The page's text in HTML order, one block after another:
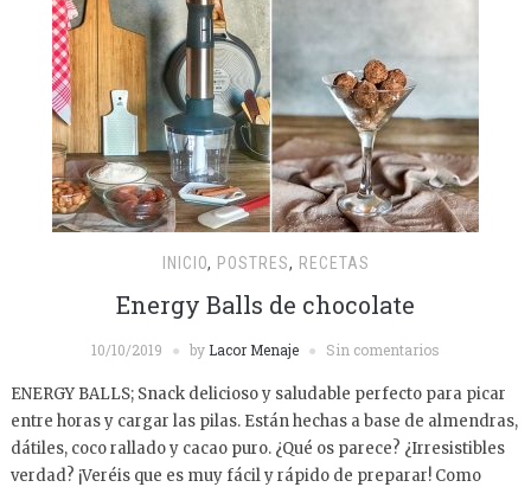
INICIO, POSTRES, RECETAS
Energy Balls de chocolate
10/10/2019 by Lacor Menaje Sin comentarios
ENERGY BALLS; Snack delicioso y saludable perfecto para picar
entre horas y cargar las pilas. Están hechas a base de almendras,
dátiles, coco rallado y cacao puro. ¿Qué os parece? ¿Irresistibles
verdad? ¡Veréis que es muy fácil y rápido de preparar! Como